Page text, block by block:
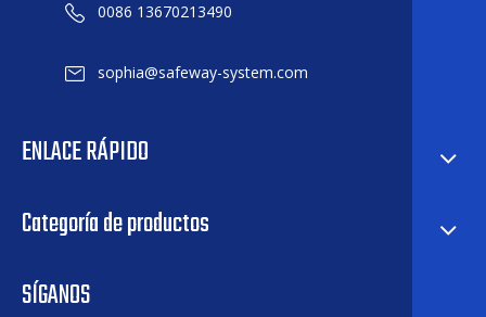
0086 13670213490
sophia@safeway-system.com
ENLACE RÁPIDO
Categoría de productos
SÍGANOS